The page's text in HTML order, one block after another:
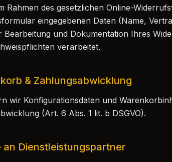
Rahmen des gesetzlichen Online-
eingegebenen Daten (Name,
Bearbeitung und Dokumentation Ihres
verarbeitet.
& Zahlungsabwicklung
wir Konfigurationsdaten und
(Art. 6 Abs. 1 lit. b DSGVO).
Dienstleistungspartner